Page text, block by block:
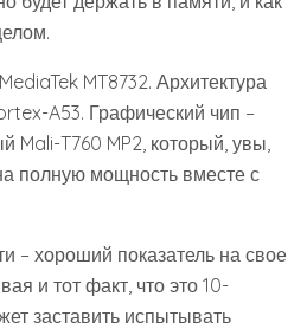
MT8732. Архитектура
A53. Графический чип –
Mali-T760 MP2, который, увы,
полную мощность вместе с
– хороший показатель на свое
и тот факт, что это 10-
заставить испытывать